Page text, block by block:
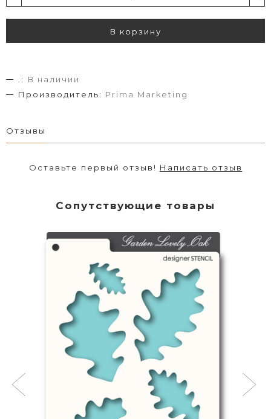
В корзину
.:
В наличии
Производитель: Prima Marketing
Отзывы
Оставьте первый отзыв! Написать отзыв
Сопутствующие товары